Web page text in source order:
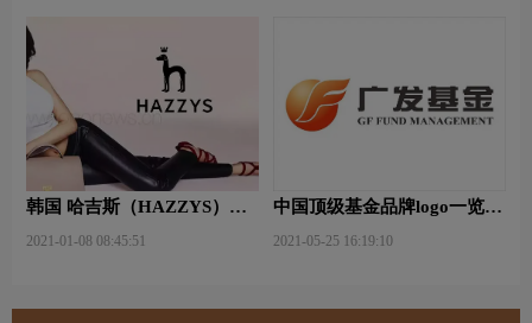
韩国 哈吉斯（HAZZYS）品
2021-01-08 08:45:51
中国顶级基金品牌logo一览：
2021-05-25 16:19:10